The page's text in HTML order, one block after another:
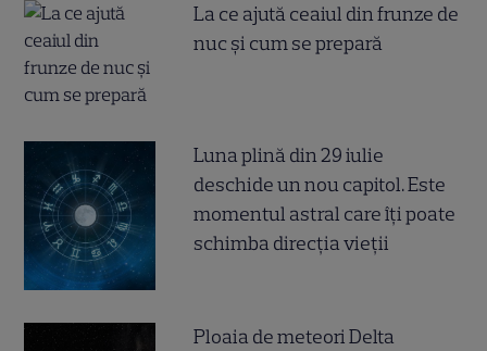
La ce ajută ceaiul din frunze de
nuc și cum se prepară
Luna plină din 29 iulie
deschide un nou capitol. Este
momentul astral care îți poate
schimba direcția vieții
Ploaia de meteori Delta